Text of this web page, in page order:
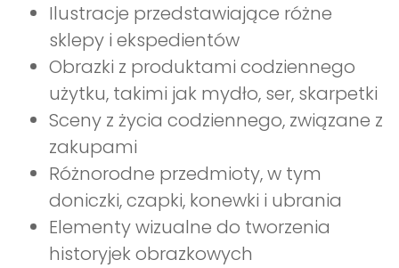
Ilustracje przedstawiające różne
sklepy i ekspedientów
Obrazki z produktami codziennego
użytku, takimi jak mydło, ser, skarpetki
Sceny z życia codziennego, związane z
zakupami
Różnorodne przedmioty, w tym
doniczki, czapki, konewki i ubrania
Elementy wizualne do tworzenia
historyjek obrazkowych